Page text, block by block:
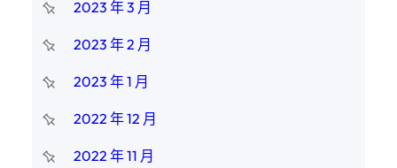
2023 年 3 月
2023 年 2 月
2023 年 1 月
2022 年 12 月
2022 年 11 月